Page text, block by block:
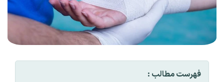
فهرست مطالب :